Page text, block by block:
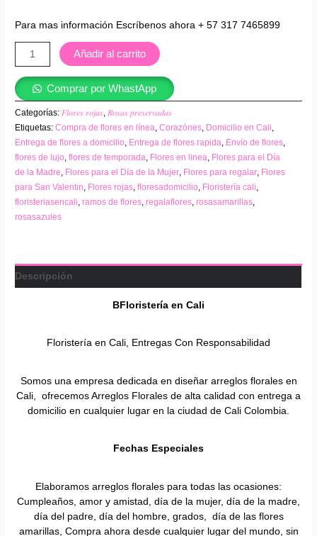
Para mas información Escríbenos ahora + 57 317 7465899
Añadir al carrito
Comprar por WhastApp
Categorías:𝐹𝑙𝑜𝑟𝑒𝑠 𝑟𝑜𝑗𝑎𝑠,𝑅𝑜𝑠𝑎𝑠 𝑝𝑟𝑒𝑠𝑒𝑟𝑣𝑎𝑑𝑎𝑠
Etiquetas:Compra de flores en línea,Corazónes, Domicilio en Cali,
Entrega de flores a domicilio, Entrega de flores rapida, Envío de flores,
flores de lujo,flores de temporada, Flores en linea, Flores para el Día
de la Madre, Flores para el Día de la Mujer, Flores para regalar, Flores
para San Valentin, Flores rojas,floresadomicilio, Floristería cali,
floristeriasencali,ramos de flores,regalaflores,rosasamarillas,
rosasazules
Descripción
BFloristería en Cali
Floristería en Cali, Entregas Con Responsabilidad
Somos una empresa dedicada en diseñar arreglos florales en
Cali, ofrecemos Arreglos Florales de alta calidad con entrega a
domicilio en cualquier lugar en la ciudad de Cali Colombia.
Fechas Especiales
Elaboramos arreglos florales para todas las ocasiones:
Cumpleaños, amor y amistad, día de la mujer, día de la madre,
día del padre, día del hombre, grados, día de las flores
amarillas, Compra ahora desde cualquier lugar del mundo, sin